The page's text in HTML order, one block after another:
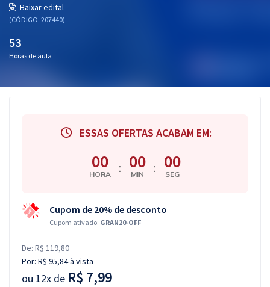
Aprovados
Baixar edital
(CÓDIGO: 207440)
53
Horas de aula
ESSAS OFERTAS ACABAM EM:
00
HORA : 00
MIN : 00
SEG
Cupom de 20% de desconto
Cupom ativado: GRAN20-OFF
De: R$ 119,80
Por: R$ 95,84à vista
ou 12x de R$ 7,99